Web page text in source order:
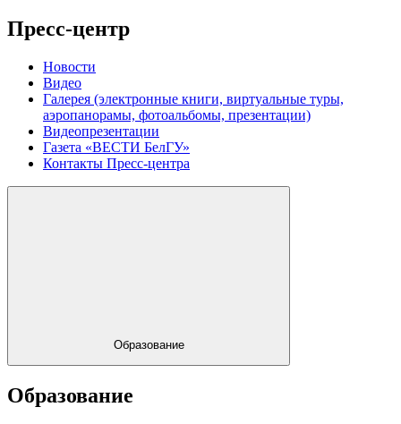
Пресс-центр
Новости
Видео
Галерея (электронные книги, виртуальные туры,
аэропанорамы, фотоальбомы, презентации)
Видеопрезентации
Газета «ВЕСТИ БелГУ»
Контакты Пресс-центра
Образование
Образование